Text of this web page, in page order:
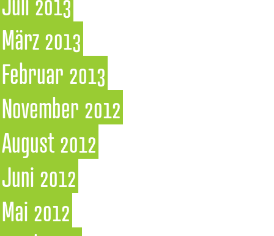
März 2013
Februar 2013
November 2012
August 2012
Juni 2012
Mai 2012